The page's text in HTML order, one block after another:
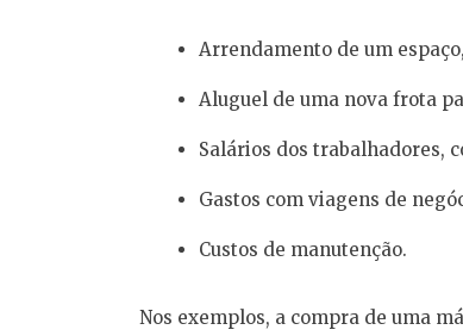
Arrendamento de um
Aluguel de uma nova frota
Salários dos trabalhadores,
Gastos com viagens de
Custos de manutenção.
Nos exemplos, a compra de uma